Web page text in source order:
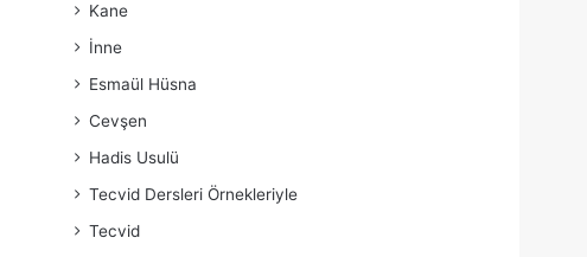
Kane
İnne
Esmaül Hüsna
Cevşen
Hadis Usulü
Tecvid Dersleri Örnekleriyle
Tecvid